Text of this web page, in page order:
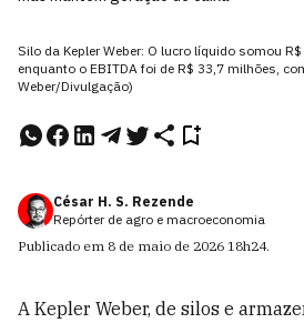
Silo da Kepler Weber: O lucro líquido somou
enquanto o EBITDA foi de R$ 33,7 milhões,
Weber/Divulgação)
César H. S. Rezende
Repórter de agro e macroeconomia
Publicado em 8 de maio de 2026 18h24.
A Kepler Weber, de silos e